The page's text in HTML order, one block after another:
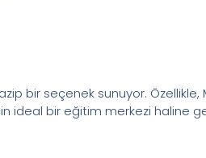
bir seçenek sunuyor.
ideal bir eğitim merkezi haline